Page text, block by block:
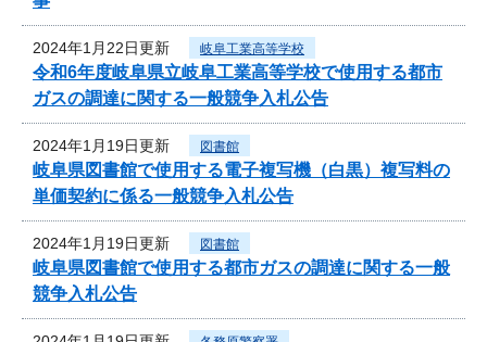
2024年1月22日更新 岐阜工業高等学校
令和6年度岐阜県立岐阜工業高等学校で使用する都市
ガスの調達に関する一般競争入札公告
2024年1月19日更新 図書館
岐阜県図書館で使用する電子複写機（白黒）複写料の
単価契約に係る一般競争入札公告
2024年1月19日更新 図書館
岐阜県図書館で使用する都市ガスの調達に関する一般
競争入札公告